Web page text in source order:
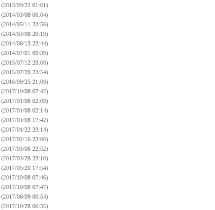
(2013/09/22 01:01)
(2014/03/08 00:04)
(2014/05/11 23:56)
(2014/03/08 20:19)
(2014/06/13 23:44)
(2014/07/01 09:39)
(2015/07/12 23:00)
(2015/07/20 23:54)
(2016/09/25 21:09)
(2017/10/08 07:42)
(2017/01/08 02:09)
(2017/01/08 02:14)
(2017/01/08 17:42)
(2017/01/22 23:14)
(2017/02/16 23:00)
(2017/03/06 22:52)
(2017/03/28 23:10)
(2017/05/20 17:54)
(2017/10/08 07:46)
(2017/10/08 07:47)
(2017/06/09 00:54)
(2017/10/28 06:35)